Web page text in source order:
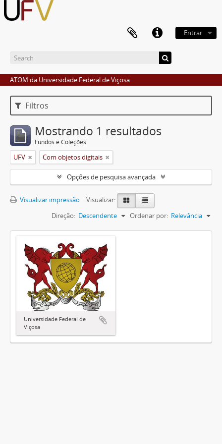
Entrar
ATOM da Universidade Federal de Viçosa
Filtros
Mostrando 1 resultados
Fundos e Coleções
UFV Com objetos digitais
Opções de pesquisa avançada
Visualizar impressão
Visualizar:
Ordenar por: Relevância
Direção: Descendente
Universidade Federal de
Viçosa